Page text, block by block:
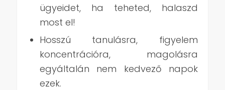
ügyeidet, ha teheted, halaszd
most el!
Hosszú tanulásra, figyelem
koncentrációra, magolásra
egyáltalán nem kedvező napok
ezek.